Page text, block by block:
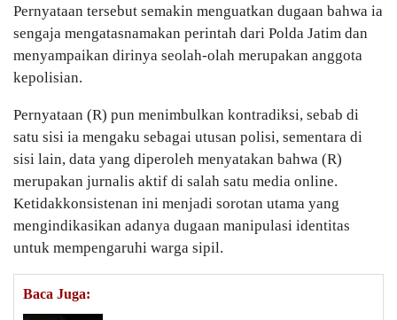
Pernyataan tersebut semakin menguatkan dugaan bahwa ia
sengaja mengatasnamakan perintah dari Polda Jatim dan
menyampaikan dirinya seolah-olah merupakan anggota
kepolisian.
Pernyataan (R) pun menimbulkan kontradiksi, sebab di
satu sisi ia mengaku sebagai utusan polisi, sementara di
sisi lain, data yang diperoleh menyatakan bahwa (R)
merupakan jurnalis aktif di salah satu media online.
Ketidakkonsistenan ini menjadi sorotan utama yang
mengindikasikan adanya dugaan manipulasi identitas
untuk mempengaruhi warga sipil.
Baca Juga: